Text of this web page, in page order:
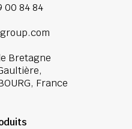
00 84 84
Bretagne
France